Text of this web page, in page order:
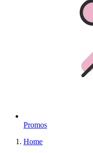
Promos
Home